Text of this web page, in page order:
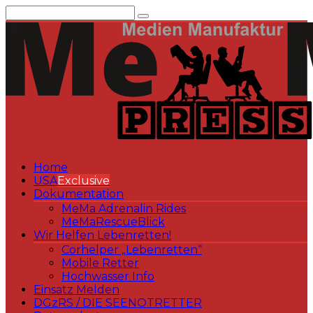
Inhalt
springen
Home
USAExclusive
Dokumentation
MeMa Adrenalin Rides
MeMaRescueBlick
Wir Helfen Lebenretten!
Corhelper „Lebenretten“
Mobile Retter
Hochwasser Info
Einsatz Melden
DGzRS / DIE SEENOTRETTER